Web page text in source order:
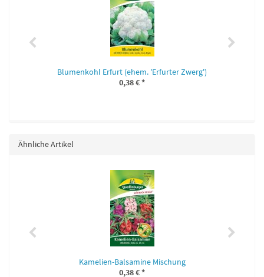
Blumenkohl Erfurt (ehem. 'Erfurter Zwerg')
0,38 €*
Ähnliche Artikel
Kamelien-Balsamine Mischung
0,38 €*